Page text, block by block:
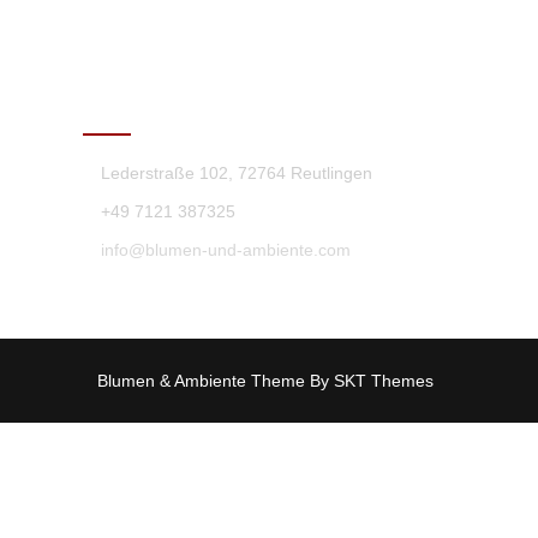
Lederstraße 102, 72764 Reutlingen
+49 7121 387325
info@blumen-und-ambiente.com
Blumen & Ambiente Theme By SKT Themes